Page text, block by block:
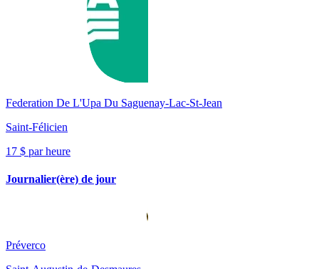
Federation De L'Upa Du Saguenay-Lac-St-Jean
Saint-Félicien
17 $ par heure
Journalier(ère) de jour
Préverco